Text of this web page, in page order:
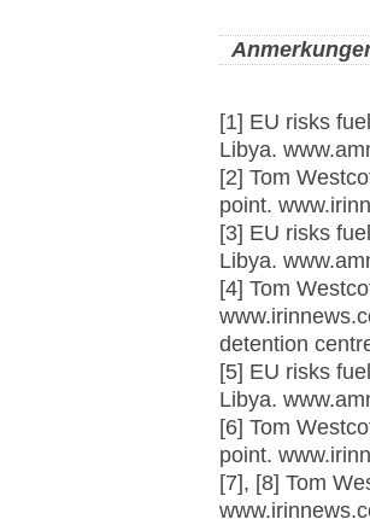
[1] EU risks
Libya.
[2] Tom
point.
[3] EU risks
Libya.
[4] Tom
detention
[5] EU risks
Libya.
[6] Tom
point.
[7], [8] Tom